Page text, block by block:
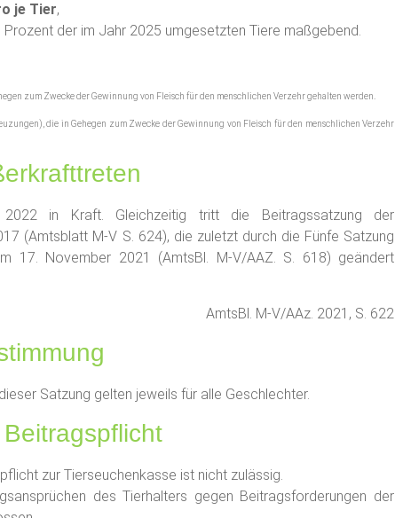
je Tier,
der im Jahr 2025 umgesetzten Tiere maßgebend.
zum Zwecke der Gewinnung von Fleisch für den menschlichen Verzehr gehalten werden.
die in Gehegen zum Zwecke der Gewinnung von Fleisch für den menschlichen Verzehr
in Kraft. Gleichzeitig tritt die Beitragssatzung der
(Amtsblatt M-V S. 624), die zuletzt durch die Fünfe Satzung
17. November 2021 (AmtsBl. M-V/AAZ. S. 618) geändert
AmtsBl. M-V/AAz. 2021, S. 622
Satzung gelten jeweils für alle Geschlechter.
zur Tierseuchenkasse ist nicht zulässig.
des Tierhalters gegen Beitragsforderungen der